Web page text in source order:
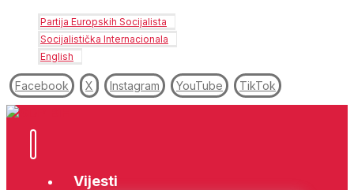
Partija Europskih Socijalista
Socijalistička Internacionala
English
Facebook X Instagram YouTube TikTok
Vijesti